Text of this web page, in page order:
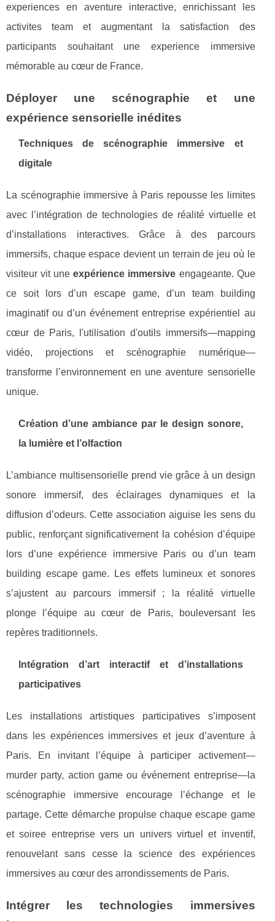
experiences en aventure interactive, enrichissant les
activites team et augmentant la satisfaction des
participants souhaitant une experience immersive
mémorable au cœur de France.
Déployer une scénographie et une
expérience sensorielle inédites
Techniques de scénographie immersive et
digitale
La scénographie immersive à Paris repousse les limites
avec l’intégration de technologies de réalité virtuelle et
d’installations interactives. Grâce à des parcours
immersifs, chaque espace devient un terrain de jeu où le
visiteur vit uneexpérience immersive engageante. Que
ce soit lors d’un escape game, d’un team building
imaginatif ou d’un événement entreprise expérientiel au
cœur de Paris, l'utilisation d'outils immersifs—mapping
vidéo, projections et scénographie numérique—
transforme l’environnement en une aventure sensorielle
unique.
Création d’une ambiance par le design sonore,
la lumière et l’olfaction
L’ambiance multisensorielle prend vie grâce à un design
sonore immersif, des éclairages dynamiques et la
diffusion d’odeurs. Cette association aiguise les sens du
public, renforçant significativement la cohésion d’équipe
lors d’une expérience immersive Paris ou d’un team
building escape game. Les effets lumineux et sonores
s’ajustent au parcours immersif ; la réalité virtuelle
plonge l’équipe au cœur de Paris, bouleversant les
repères traditionnels.
Intégration d’art interactif et d’installations
participatives
Les installations artistiques participatives s’imposent
dans les expériences immersives et jeux d’aventure à
Paris. En invitant l’équipe à participer activement—
murder party, action game ou événement entreprise—la
scénographie immersive encourage l’échange et le
partage. Cette démarche propulse chaque escape game
et soiree entreprise vers un univers virtuel et inventif,
renouvelant sans cesse la science des expériences
immersives au cœur des arrondissements de Paris.
Intégrer les technologies immersives